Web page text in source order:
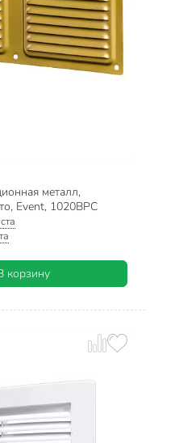
металл,
Event, 1020ВРС
корзину